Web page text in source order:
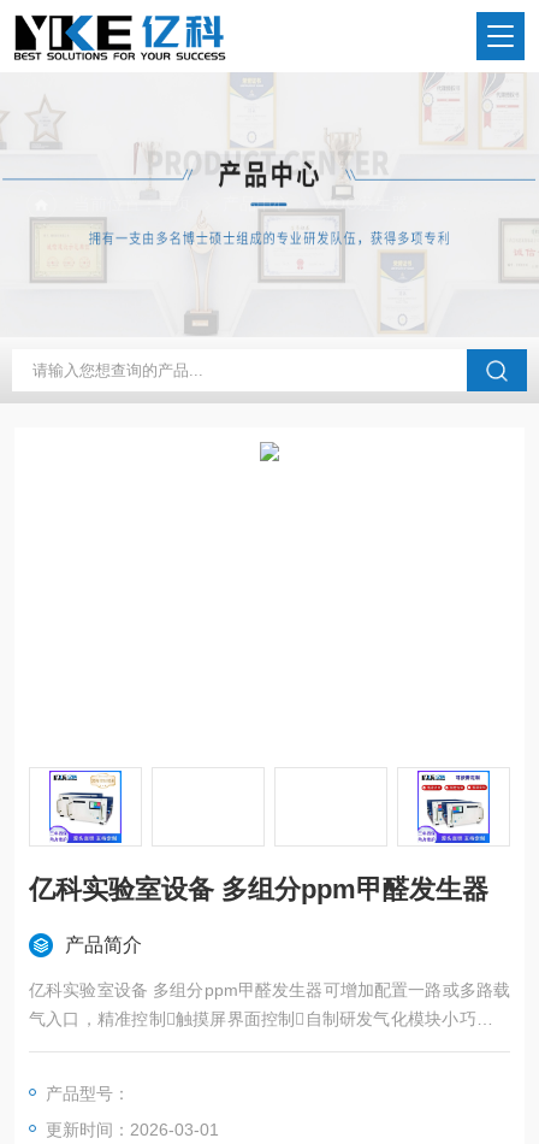
当前位置：首页 产品中心 VOC发生器
亿科实验室设备 多组分ppm甲醛发生器
产品简介
亿科实验室设备 多组分ppm甲醛发生器可增加配置一路或多路载
气入口，精准控制触摸屏界面控制自制研发气化模块小巧，避
免传统加热炉汽化电转化效率低、不稳定、不汽化等问题
产品型号：
更新时间：2026-03-01